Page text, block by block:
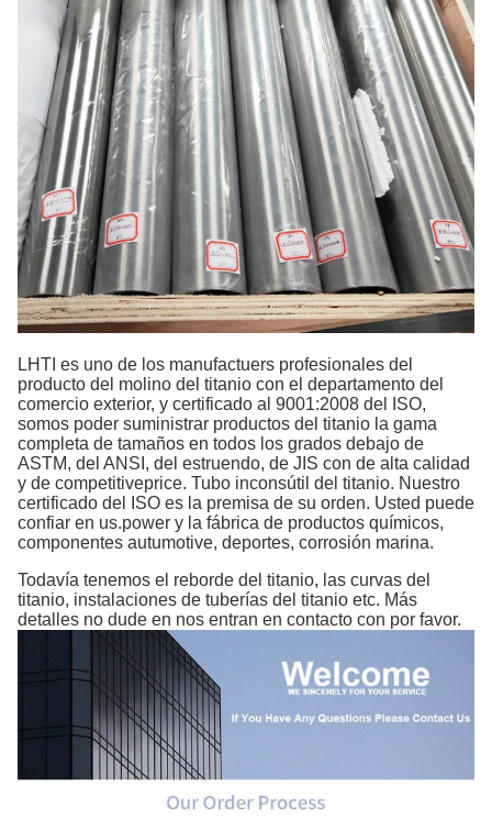
LHTI es uno de los manufactuers profesionales del
producto del molino del titanio con el departamento del
comercio exterior, y certificado al 9001:2008 del ISO,
somos poder suministrar productos del titanio la gama
completa de tamaños en todos los grados debajo de
ASTM, del ANSI, del estruendo, de JIS con de alta calidad
y de competitiveprice. Tubo inconsútil del titanio. Nuestro
certificado del ISO es la premisa de su orden. Usted puede
confiar en us.power y la fábrica de productos químicos,
componentes autumotive, deportes, corrosión marina.
Todavía tenemos el reborde del titanio, las curvas del
titanio, instalaciones de tuberías del titanio etc. Más
detalles no dude en nos entran en contacto con por favor.